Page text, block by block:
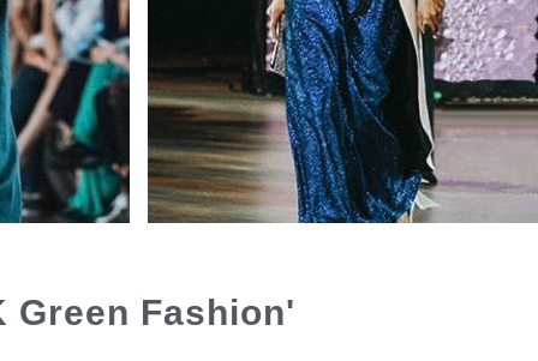
Green Fashion'